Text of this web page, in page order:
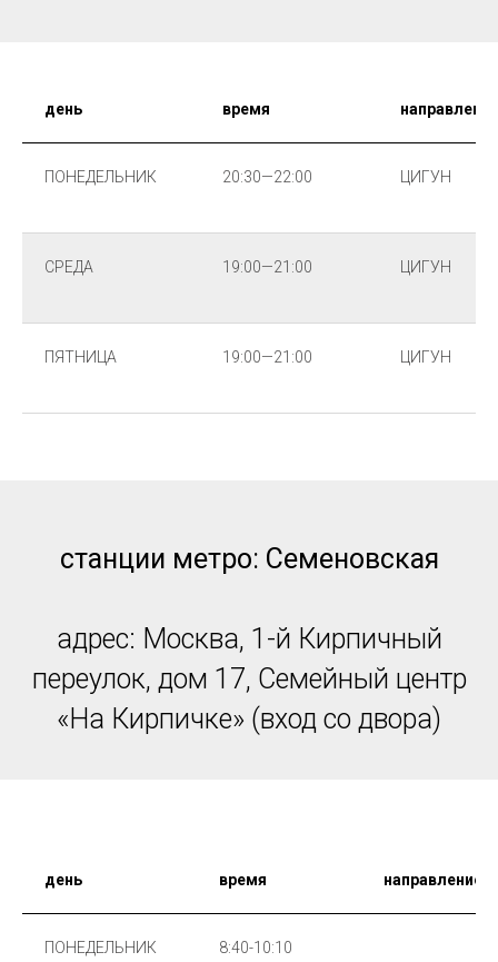
день время направление
ПОНЕДЕЛЬНИК 20:30—22:00 ЦИГУН
СРЕДА 19:00—21:00 ЦИГУН
ПЯТНИЦА 19:00—21:00 ЦИГУН
станции метро: Семеновская
адрес: Москва, 1-й Кирпичный
переулок, дом 17, Семейный центр
«На Кирпичке» (вход со двора)
день время направление
ПОНЕДЕЛЬНИК 8:40-10:10